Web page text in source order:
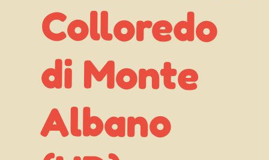
Colloredo
di Monte
Albano
Castello di